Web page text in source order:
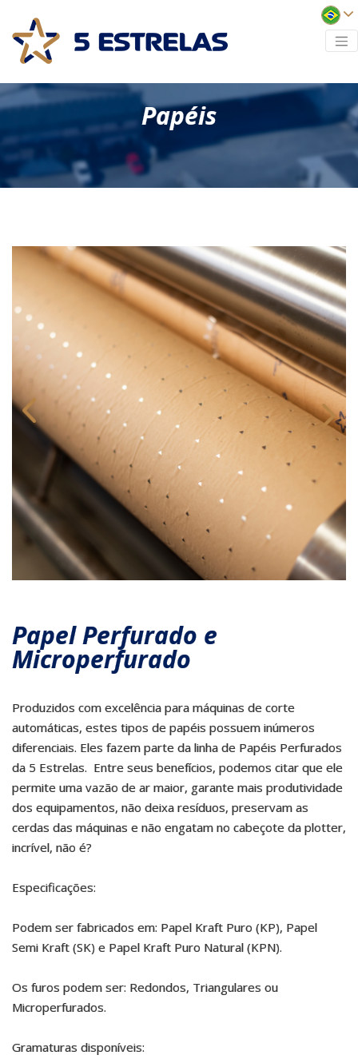
Papéis
Papel Perfurado e
Microperfurado
Produzidos com excelência para máquinas de corte
automáticas, estes tipos de papéis possuem inúmeros
diferenciais. Eles fazem parte da linha de Papéis Perfurados
da 5 Estrelas. Entre seus benefícios, podemos citar que ele
permite uma vazão de ar maior, garante mais produtividade
dos equipamentos, não deixa resíduos, preservam as
cerdas das máquinas e não engatam no cabeçote da plotter,
incrível, não é?
Especificações:
Podem ser fabricados em: Papel Kraft Puro (KP), Papel
Semi Kraft (SK) e Papel Kraft Puro Natural (KPN).
Os furos podem ser: Redondos, Triangulares ou
Microperfurados.
Gramaturas disponíveis: